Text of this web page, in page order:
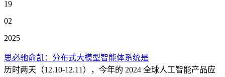
19
02
2025
思必驰俞凯：分布式大模型智能体系统是
历时两天（12.10-12.11），今年的 2024 全球人工智能产品应